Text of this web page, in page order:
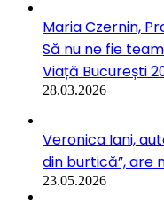
Maria Czernin,
Să nu ne fie
Viață București
28.03.2026
Veronica Iani,
din burtică”, are
23.05.2026